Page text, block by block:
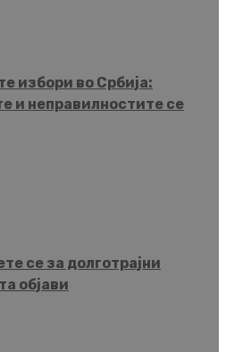
избори во Србија:
и неправилностите се
се за долготрајни
објави